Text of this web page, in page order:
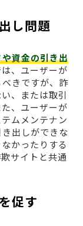
し問題
資金の引き出
、ユーザーが
きですが、詐
、または取引
、ユーザーが
ムメンテナン
出しができな
かったりする
サイトと共通
促す